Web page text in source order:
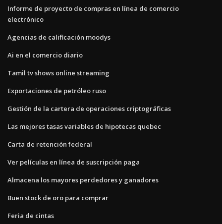
Informe de proyecto de compras en línea de comercio
electrónico
Agencias de calificación moodys
Ai en el comercio diario
Tamil tv shows online streaming
Exportaciones de petróleo ruso
Gestión de la cartera de operaciones criptográficas
Las mejores tasas variables de hipotecas quebec
Carta de retención federal
Ver películas en línea de suscripción paga
Almacena los mayores perdedores y ganadores
Buen stock de oro para comprar
Feria de cintas